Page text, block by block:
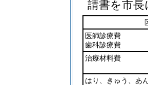
請書を市
医師診療費
歯科診療費
治療材料費
はり、きゅう、あ